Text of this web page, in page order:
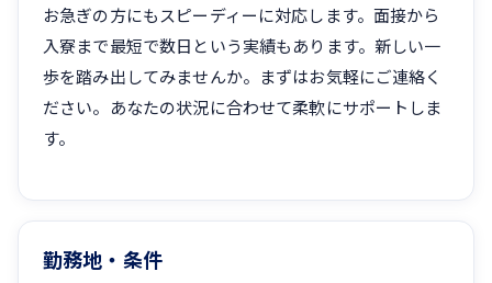
お急ぎの方にもスピーディーに対応します。面接から
入寮まで最短で数日という実績もあります。新しい一
歩を踏み出してみませんか。まずはお気軽にご連絡く
ださい。あなたの状況に合わせて柔軟にサポートしま
す。
勤務地・条件